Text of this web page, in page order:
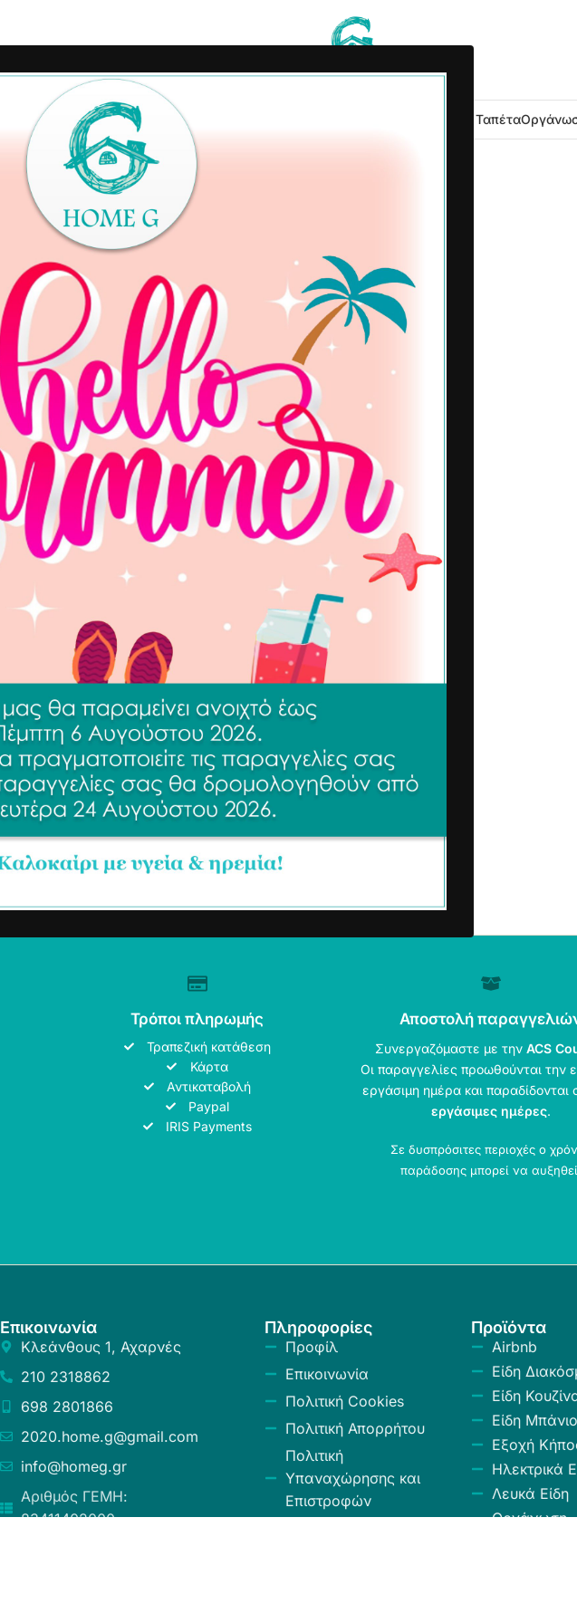
Είδη ΔιακόσμησηςΕίδη Κουζίνας Χαλιά – Ταπέτα
Τρόποι πληρωμής
Τραπεζική κατάθεση
Κάρτα
Αντικαταβολή
Paypal
IRIS Payments
Αποστολή
Συνεργαζόμαστε με τηνACS
Οι παραγγελίες προωθούνται την
εργάσιμη ημέρα και παραδίδονται
εργάσιμες ημέρες.
Σε δυσπρόσιτες περιοχές ο
παράδοσης μπορεί να
Επικοινωνία
Κλεάνθους 1, Αχαρνές
210 2318862
698 2801866
2020.home.g@gmail.com
info@homeg.gr
Αριθμός ΓΕΜΗ:
83411402000
Πληροφορίες
Προφίλ
Επικοινωνία
Πολιτική Cookies
Πολιτική Απορρήτου
Πολιτική
Υπαναχώρησης και
Επιστροφών
Προϊόντα
Airbnb
Είδη
Είδη
Είδη
Εξοχή
Ηλεκτρικά
Λευκά Είδη
Οργάνωση